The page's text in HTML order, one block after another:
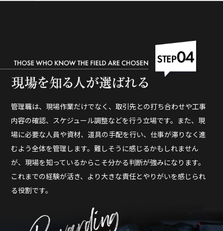
管理職は、現場作業だけでなく、取引先との打ち合わせや工事
内容の確認、スケジュール調整などを行う立場です。また、現
場に必要な人員や資材、道具の手配を行い、仕事が滞りなく進
むよう全体を管理します。難しそうに感じるかもしれません
が、現場を知っているからこそ分かる判断が強みになります。
これまでの経験が活き、より大きな責任とやりがいを感じられ
る役割です。